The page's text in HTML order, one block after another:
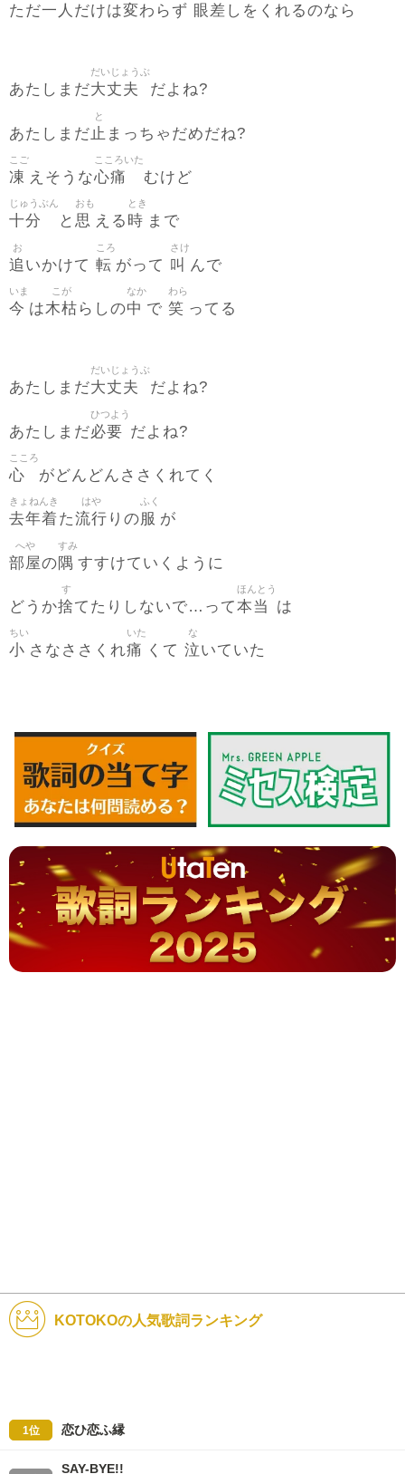
ただ一人 だけは変わらず 眼差 しをくれるのなら
あたしまだ大丈夫
だいじょうぶ
だよね?
あたしまだ 止
と
まっちゃだめだね?
凍
こご
えそうな心痛
こころいた
むけど
十分
じゅうぶん
と 思
おも
える 時
とき
まで
追
お
いかけて 転
ころ
がって 叫
さけ
んで
今
いま
は木枯
こが
らしの中
なか
で 笑
わら
ってる
あたしまだ大丈夫
だいじょうぶ
だよね?
あたしまだ必要
ひつよう
だよね?
心
こころ
がどんどんささくれてく
去年着
きょねんき
た流行
はや
りの服
ふく
が
部屋
へや
の隅
すみ
すすけていくように
どうか捨
す
てたりしないで…って本当
ほんとう
は
小
ちい
さなささくれ痛
いた
くて 泣
な
いていた
KOTOKOの人気歌詞ランキング
1位 恋ひ恋ふ縁
SAY-BYE!!